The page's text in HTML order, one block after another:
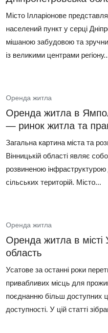
Місто Ілларіонове
населений пункт у серці
мішаною забудовою та
із великими центрами
Оренда житла
Оренда житла в
— ринок житла та
Загальна картина міста та
Вінницькій області являє
розвиненою
сільських територій. Місто...
Оренда житла
Оренда житла в
область
Усатове за останні роки
привабливих місць для
поєднанню більш доступних
доступності. У цій статті